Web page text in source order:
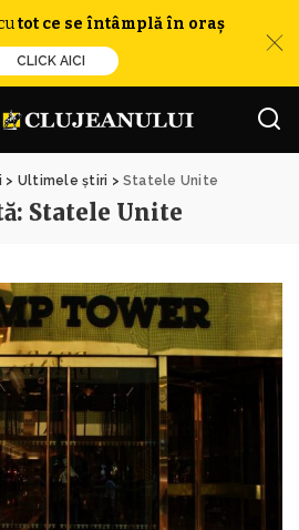
tot ce se întâmplă în oraș
CLICK AICI
> Ultimele știri >Statele Unite
Statele Unite